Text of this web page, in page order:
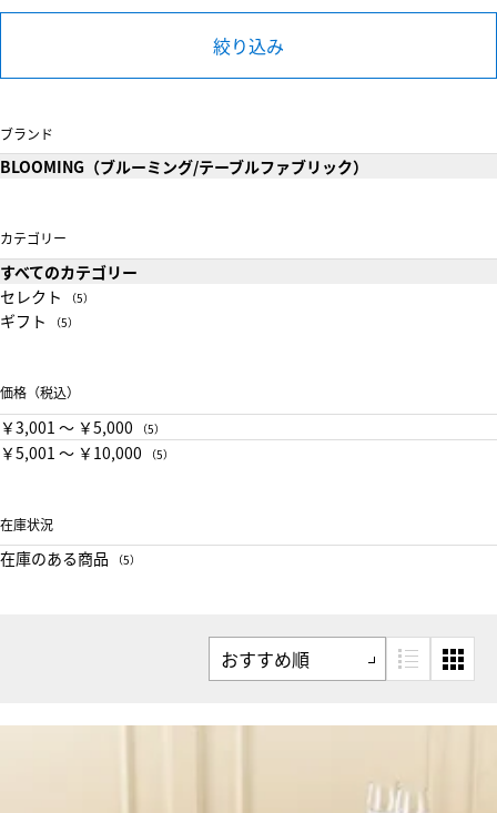
絞り込み
ブランド
BLOOMING（ブルーミング/テーブルファブリック）
カテゴリー
すべてのカテゴリー
セレクト
（5）
ギフト （5）
価格（税込）
￥3,001 〜 ￥5,000 （5）
￥5,001 〜 ￥10,000 （5）
在庫状況
在庫のある商品 （5）